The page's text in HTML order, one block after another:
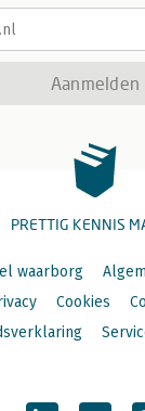
Aanmelden
PRETTIG KENNIS
waarborg
Cookies